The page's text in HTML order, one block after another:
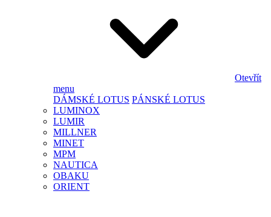
Otevřít
menu
DÁMSKÉ LOTUS PÁNSKÉ LOTUS
LUMINOX
LUMIR
MILLNER
MINET
MPM
NAUTICA
OBAKU
ORIENT